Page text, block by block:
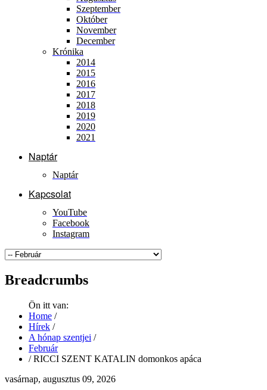
Szeptember
Október
November
December
Krónika
2014
2015
2016
2017
2018
2019
2020
2021
Naptár
Naptár
Kapcsolat
YouTube
Facebook
Instagram
Breadcrumbs
Ön itt van:
Home /
Hírek /
A hónap szentjei /
Február
/ RICCI SZENT KATALIN domonkos apáca
vasárnap, augusztus 09, 2026